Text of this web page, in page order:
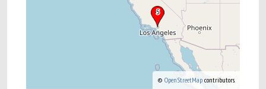
© OpenStreetMap contributors.